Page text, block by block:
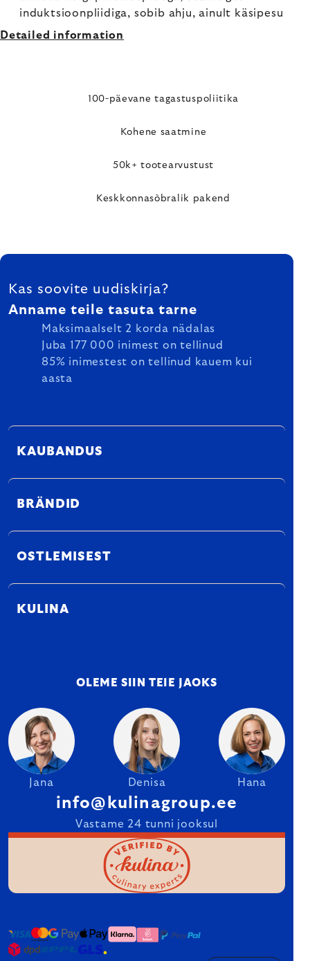
induktsioonpliidiga, sobib ahju, ainult käsipesu
Detailed information
100-päevane tagastuspoliitika
Kohene saatmine
50k+ tootearvustust
Keskkonnasõbralik pakend
FOOTER
Kas soovite uudiskirja?
Anname teile tasuta tarne
Maksimaalselt 2 korda nädalas
Juba 177 000 inimest on tellinud
85% inimestest on tellinud kauem kui
aasta
KAUBANDUS
BRÄNDID
OSTLEMISEST
KULINA
OLEME SIIN TEIE JAOKS
Jana Denisa Hana
info@kulinagroup.ee
Vastame 24 tunni jooksul